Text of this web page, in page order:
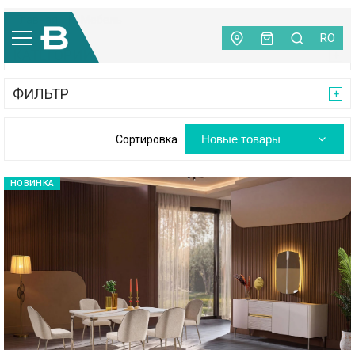
RO
КАТЕГОРИИ
ФИЛЬТР
Сортировка Новые товары
НОВИНКА